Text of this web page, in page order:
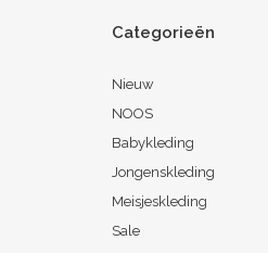
Categorieën
Nieuw
NOOS
Babykleding
Jongenskleding
Meisjeskleding
Sale